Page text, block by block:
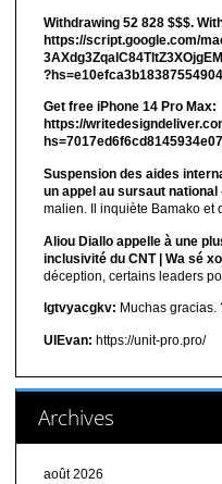
Withdrawing 52 828 $$$.
https://script.google.com/
Get free iPhone 14 Pro Max:
https://
Suspension des aides
un appel au sursaut
malien. Il inquiète Bamako et
Aliou Diallo appelle à une
inclusivité du CNT | Wa sé
déception, certains leaders
lgtvyacgkv: Muchas
UIEvan: https://unit-pro.pro/
Archives
août 2026